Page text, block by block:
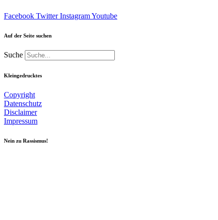
Facebook Twitter InstagramYoutube
Auf der Seite suchen
Suche
Kleingedrucktes
Copyright
Datenschutz
Disclaimer
Impressum
Nein zu Rassismus!